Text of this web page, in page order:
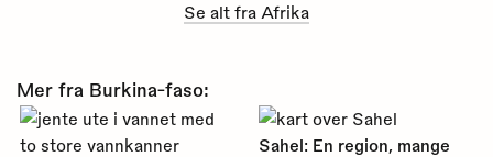
Se alt fra Afrika
Mer fra Burkina-faso:
Sahel: En region, mange